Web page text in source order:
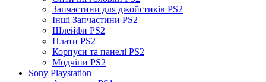
Запчастини для джойстиків PS2
Інші Запчастини PS2
Шлейфи PS2
Плати PS2
Корпуси та панелі PS2
Модчіпи PS2
Sony Playstation